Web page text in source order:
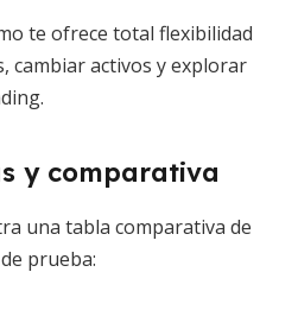
te ofrece total flexibilidad
cambiar activos y explorar
y comparativa
una tabla comparativa de
prueba: